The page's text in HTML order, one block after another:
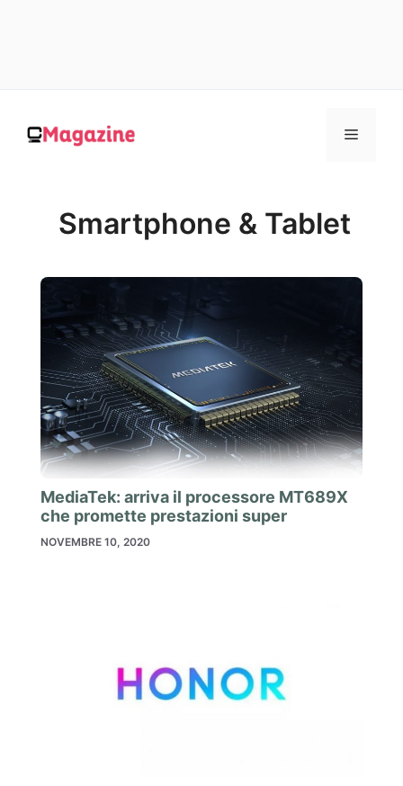
contenuto
MENU
Smartphone & Tablet
MediaTek: arriva il processore MT689X
che promette prestazioni super
NOVEMBRE 10, 2020